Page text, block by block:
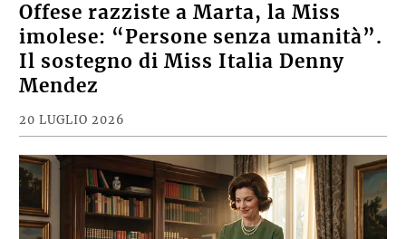
Offese razziste a Marta, la Miss
imolese: “Persone senza umanità”.
Il sostegno di Miss Italia Denny
Mendez
20 LUGLIO 2026